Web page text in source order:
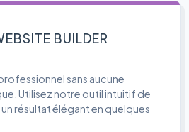
BUILDER
sans aucune
Utilisez notre outil intuitif de
résultat élégant en quelques